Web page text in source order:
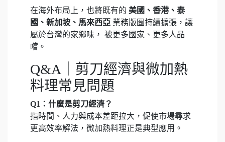
在海外布局上，也將既有的 美國、香港、泰
國、新加坡、馬來西亞 業務版圖持續擴張，讓
屬於台灣的家鄉味， 被更多國家、更多人品
嚐。
Q&A｜剪刀經濟與微加熱
料理常見問題
Q1：什麼是剪刀經濟？
指時間、人力與成本差距拉大，促使市場尋求
更高效率解法，微加熱料理正是典型應用。